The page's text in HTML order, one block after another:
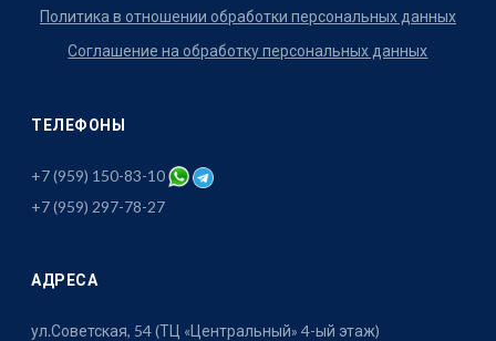
Политика в отношении обработки персональных данных
Соглашение на обработку персональных данных
ТЕЛЕФОНЫ
+7 (959) 150-83-10
+7 (959) 297-78-27
АДРЕСА
ул.Советская, 54 (ТЦ «Центральный» 4-ый этаж)